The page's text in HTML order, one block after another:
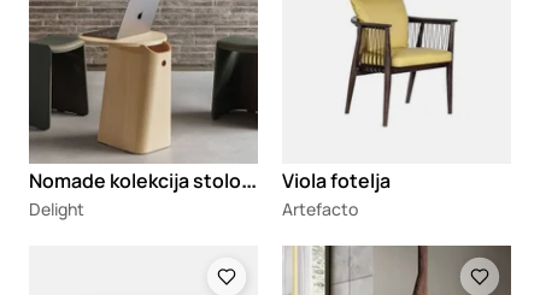
N
omade kolekcija stolova
Delight
Viola fotelja
Artefacto
Loading